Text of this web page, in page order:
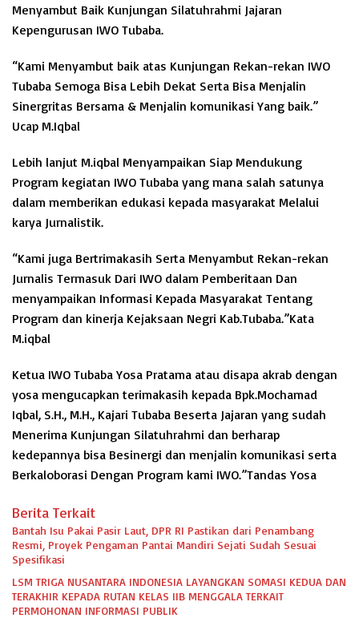
Menyambut Baik Kunjungan Silatuhrahmi Jajaran
Kepengurusan IWO Tubaba.
“Kami Menyambut baik atas Kunjungan Rekan-rekan IWO
Tubaba Semoga Bisa Lebih Dekat Serta Bisa Menjalin
Sinergritas Bersama & Menjalin komunikasi Yang baik.”
Ucap M.Iqbal
Lebih lanjut M.iqbal Menyampaikan Siap Mendukung
Program kegiatan IWO Tubaba yang mana salah satunya
dalam memberikan edukasi kepada masyarakat Melalui
karya Jurnalistik.
“Kami juga Bertrimakasih Serta Menyambut Rekan-rekan
Jurnalis Termasuk Dari IWO dalam Pemberitaan Dan
menyampaikan Informasi Kepada Masyarakat Tentang
Program dan kinerja Kejaksaan Negri Kab.Tubaba.”Kata
M.iqbal
Ketua IWO Tubaba Yosa Pratama atau disapa akrab dengan
yosa mengucapkan terimakasih kepada Bpk.Mochamad
Iqbal, S.H., M.H., Kajari Tubaba Beserta Jajaran yang sudah
Menerima Kunjungan Silatuhrahmi dan berharap
kedepannya bisa Besinergi dan menjalin komunikasi serta
Berkaloborasi Dengan Program kami IWO.”Tandas Yosa
Berita Terkait
Bantah Isu Pakai Pasir Laut, DPR RI Pastikan dari Penambang
Resmi, Proyek Pengaman Pantai Mandiri Sejati Sudah Sesuai
Spesifikasi
LSM TRIGA NUSANTARA INDONESIA LAYANGKAN SOMASI KEDUA DAN
TERAKHIR KEPADA RUTAN KELAS IIB MENGGALA TERKAIT
PERMOHONAN INFORMASI PUBLIK